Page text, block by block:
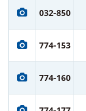
032-850
774-153
774-160